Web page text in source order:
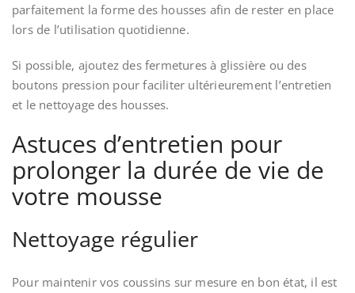
parfaitement la forme des housses afin de rester en place
lors de l’utilisation quotidienne.
Si possible, ajoutez des fermetures à glissière ou des
boutons pression pour faciliter ultérieurement l’entretien
et le nettoyage des housses.
Astuces d’entretien pour
prolonger la durée de vie de
votre mousse
Nettoyage régulier
Pour maintenir vos coussins sur mesure en bon état, il est